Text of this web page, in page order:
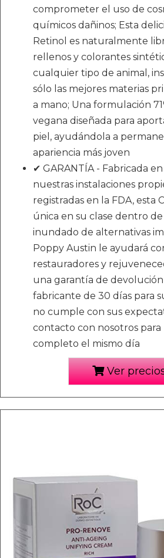
comprometer el uso de
químicos dañinos; Esta
Retinol es naturalmente
rellenos y colorantes
cualquier tipo de animal,
sólo las mejores materias
a mano; Una formulación
vegana diseñada para
piel, ayudándola a
apariencia más joven
✔ GARANTÍA - Fabricada en
nuestras instalaciones
registradas en la FDA, esta
única en su clase dentro
inundado de alternativas
Poppy Austin le ayudará
restauradores y
una garantía de
fabricante de 30 días para
no cumple con sus
contacto con nosotros
completo el mismo día
Ver